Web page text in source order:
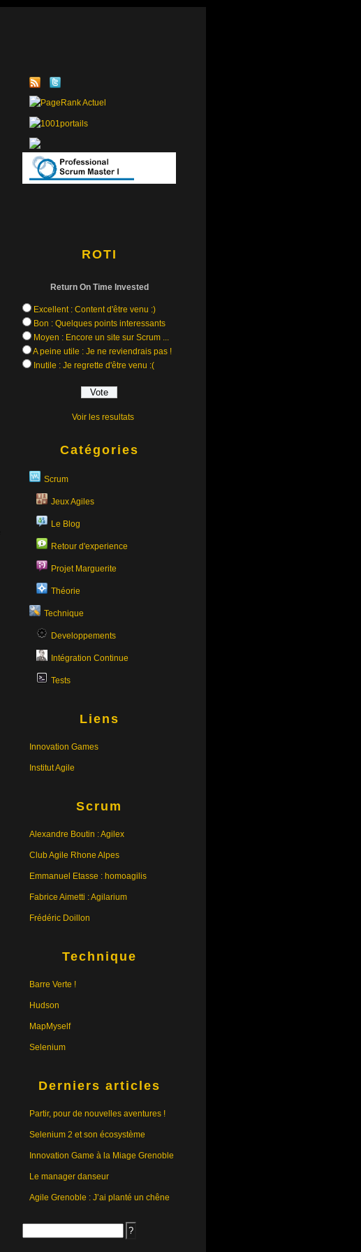
ROTI
Return On Time Invested
Excellent : Content d'être venu :)
Bon : Quelques points interessants
Moyen : Encore un site sur Scrum ...
A peine utile : Je ne reviendrais pas !
Inutile : Je regrette d'être venu :(
Voir les resultats
Catégories
Scrum
Jeux Agiles
Le Blog
Retour d'experience
Projet Marguerite
Théorie
Technique
Developpements
Intégration Continue
Tests
Liens
Innovation Games
Institut Agile
Scrum
Alexandre Boutin : Agilex
Club Agile Rhone Alpes
Emmanuel Etasse : homoagilis
Fabrice Aimetti : Agilarium
Frédéric Doillon
Technique
Barre Verte !
Hudson
MapMyself
Selenium
Derniers articles
Partir, pour de nouvelles aventures !
Selenium 2 et son écosystème
Innovation Game à la Miage Grenoble
Le manager danseur
Agile Grenoble : J’ai planté un chêne